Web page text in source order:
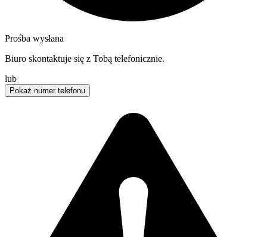
Prośba wysłana
Biuro skontaktuje się z Tobą telefonicznie.
lub
Pokaż numer telefonu